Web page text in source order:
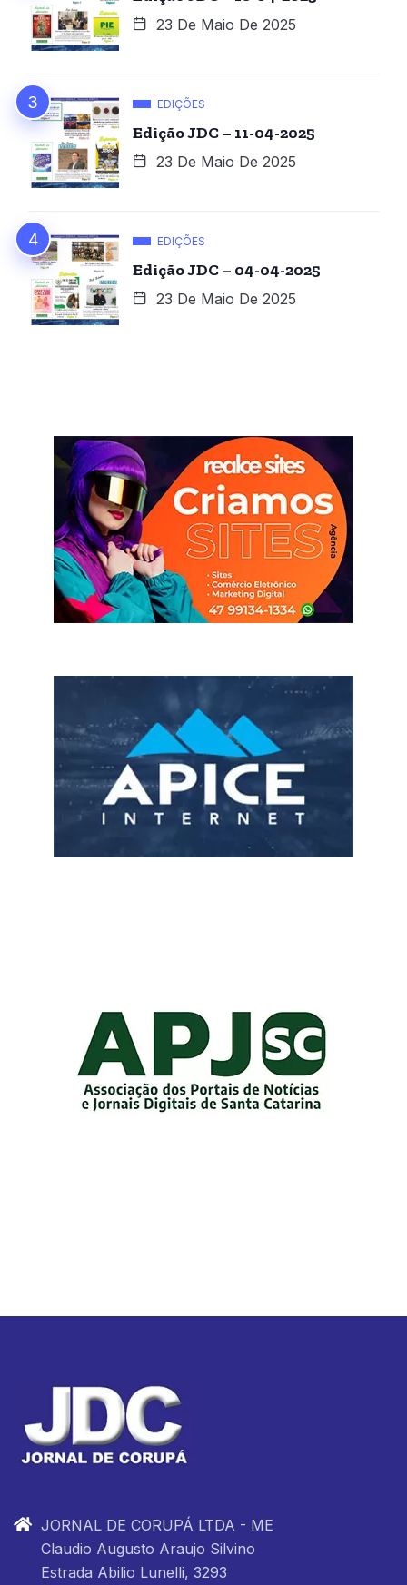
23 De Maio De 2025
EDIÇÕES
Edição JDC – 11-04-2025
23 De Maio De 2025
EDIÇÕES
Edição JDC – 04-04-2025
23 De Maio De 2025
JORNAL DE CORUPÁ LTDA - ME
Claudio Augusto Araujo Silvino
Estrada Abilio Lunelli, 3293